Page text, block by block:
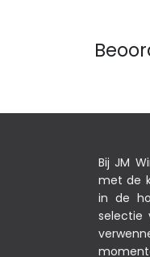
Bij JM
met de
in de
selectie